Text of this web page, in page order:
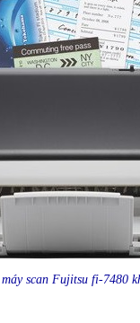
scan Fujitsu fi-7480